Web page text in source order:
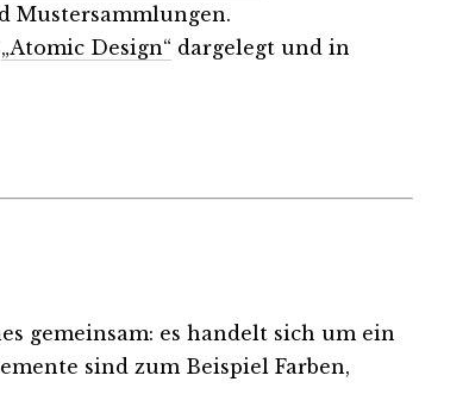
Mustersammlungen.
„Atomic Design“ dargelegt und in
gemeinsam: es handelt sich um ein
sind zum Beispiel Farben,